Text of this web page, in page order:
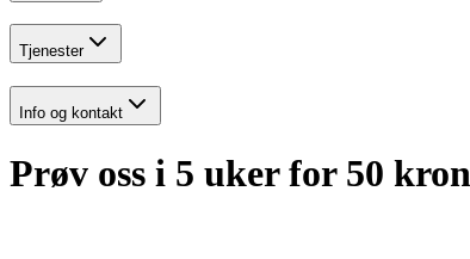
Tjenester
Info og kontakt
Prøv oss i 5 uker for 50